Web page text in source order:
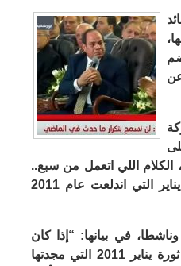
“احذروا، الكلام اللي اتعمل من سبع..
تمن سنين مش هيتكرر تاني في مصر” في إشارة إلى ثورة 25 يناير التي اندلعت عام 2011
التي تضم ثمانية أحزاب و150 سياسيا وناشطا، في بيانها: “إذا كان
المقصود من التصريح بأن ما حدث منذ سبع سنوات لن يتكرر هو ثورة يناير 2011 التي مجدتها